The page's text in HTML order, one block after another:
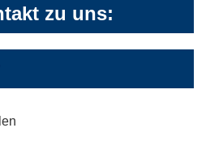
zu uns: